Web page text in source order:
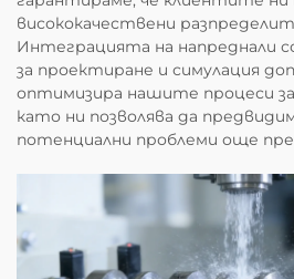
висококачествени
Интеграцията на напреднали
за проектиране и симулация
оптимизира нашите процеси
като ни позволява да
потенциални проблеми още